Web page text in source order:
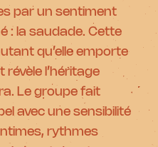
par un sentiment
: la saudade. Cette
qu’elle emporte
l’héritage
Le groupe fait
avec une sensibilité
rythmes